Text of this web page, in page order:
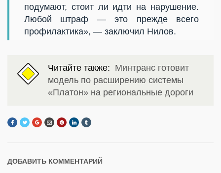
подумают, стоит ли идти на нарушение.
Любой штраф — это прежде всего
профилактика», — заключил Нилов.
Читайте также: Минтранс готовит
модель по расширению системы
«Платон» на региональные дороги
ДОБАВИТЬ КОММЕНТАРИЙ